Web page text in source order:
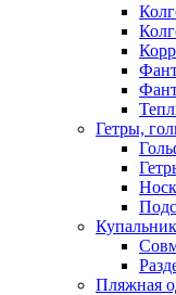
Гетры,
Пляжная